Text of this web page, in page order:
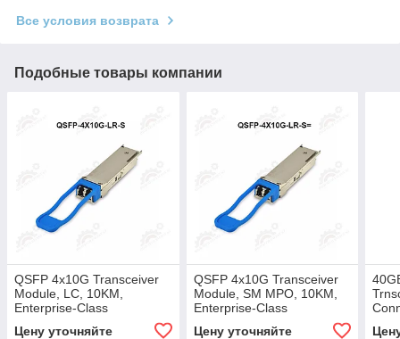
Все условия возврата
Подобные товары компании
QSFP 4x10G Transceiver
Module, LC, 10KM,
Enterprise-Class
Цену уточняйте
QSFP 4x10G Transceiver
Module, SM MPO, 10KM,
Enterprise-Class
Цену уточняйте